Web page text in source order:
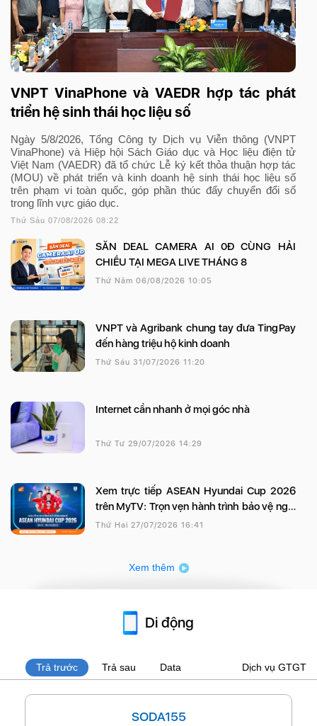
VNPT VinaPhone và VAEDR hợp tác phát
triển hệ sinh thái học liệu số
Ngày 5/8/2026, Tổng Công ty Dịch vụ Viễn thông (VNPT
VinaPhone) và Hiệp hội Sách Giáo dục và Học liệu điện tử
Việt Nam (VAEDR) đã tổ chức Lễ ký kết thỏa thuận hợp tác
(MOU) về phát triển và kinh doanh hệ sinh thái học liệu số
trên phạm vi toàn quốc, góp phần thúc đẩy chuyển đổi số
trong lĩnh vực giáo dục.
Thứ Sáu 07/08/2026 08:22
SĂN DEAL CAMERA AI 0Đ CÙNG HẢI
CHIỀU TẠI MEGA LIVE THÁNG 8
Thứ Năm 06/08/2026 10:05
VNPT và Agribank chung tay đưa TingPay
đến hàng triệu hộ kinh doanh
Thứ Sáu 31/07/2026 11:20
Internet cần nhanh ở mọi góc nhà
Thứ Tư 29/07/2026 14:29
Xem trực tiếp ASEAN Hyundai Cup 2026
trên MyTV: Trọn vẹn hành trình bảo vệ ngôi
vương của đội tuyển Việt Nam
Thứ Hai 27/07/2026 16:41
Xem thêm
Di động
Trả trước Trả sau Data Dịch vụ GTGT
SODA155